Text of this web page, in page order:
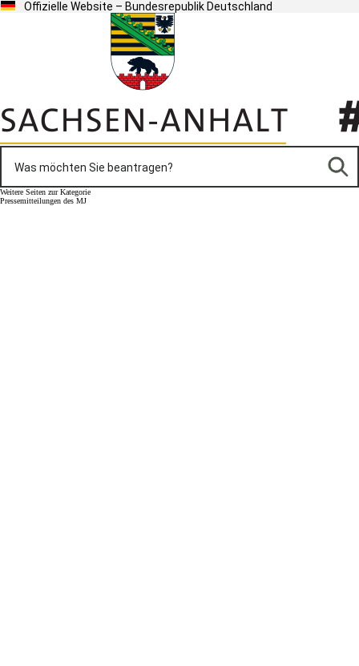
Offizielle Website – Bundesrepublik Deutschland
Weitere Seiten zur Kategorie
Pressemitteilungen des MJ